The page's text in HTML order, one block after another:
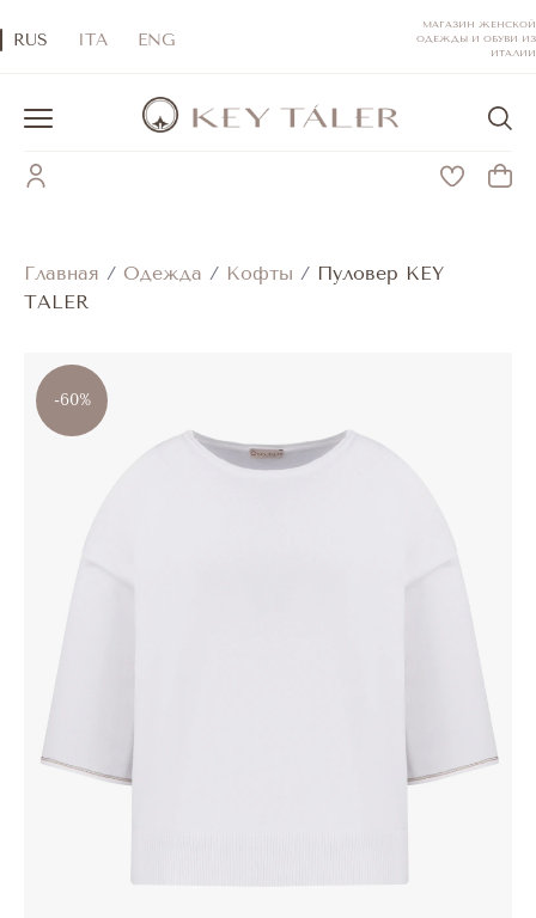
RUS ITA ENG
МАГАЗИН ЖЕНСКОЙ
ОДЕЖДЫ И ОБУВИ ИЗ
ИТАЛИИ
Главная / Одежда / Кофты / Пуловер KEY
TALER
-60%